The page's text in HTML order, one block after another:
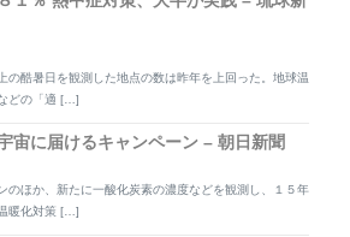
の酷暑日を観測した地点の数は昨年を上回った。地球温
どの「適 […]
宙に届けるキャンペーン – 朝日新聞
のほか、新たに一酸化炭素の濃度などを観測し、１５年
暖化対策 […]